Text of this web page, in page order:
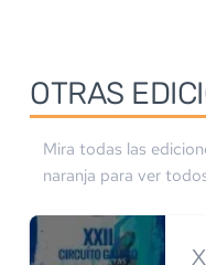
OTRAS
Mira todas las
naranja para ver